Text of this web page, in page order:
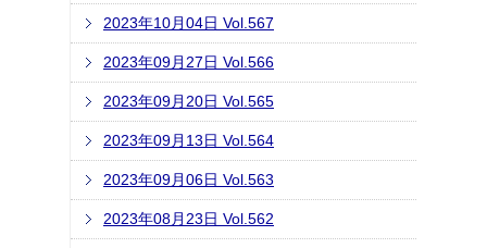
2023年10月04日 Vol.567
2023年09月27日 Vol.566
2023年09月20日 Vol.565
2023年09月13日 Vol.564
2023年09月06日 Vol.563
2023年08月23日 Vol.562